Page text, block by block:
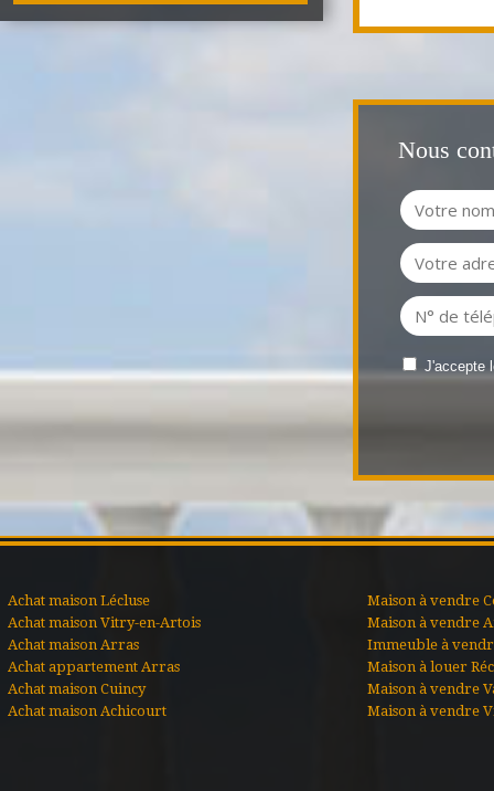
Nous
J'accepte
Achat maison Lécluse
Achat maison Vitry-en-Artois
Achat maison Arras
Achat appartement Arras
Achat maison Cuincy
Achat maison Achicourt
Maison à vendre
Maison à vendre
Immeuble à
Maison à louer
Maison à vendre
Maison à vendre